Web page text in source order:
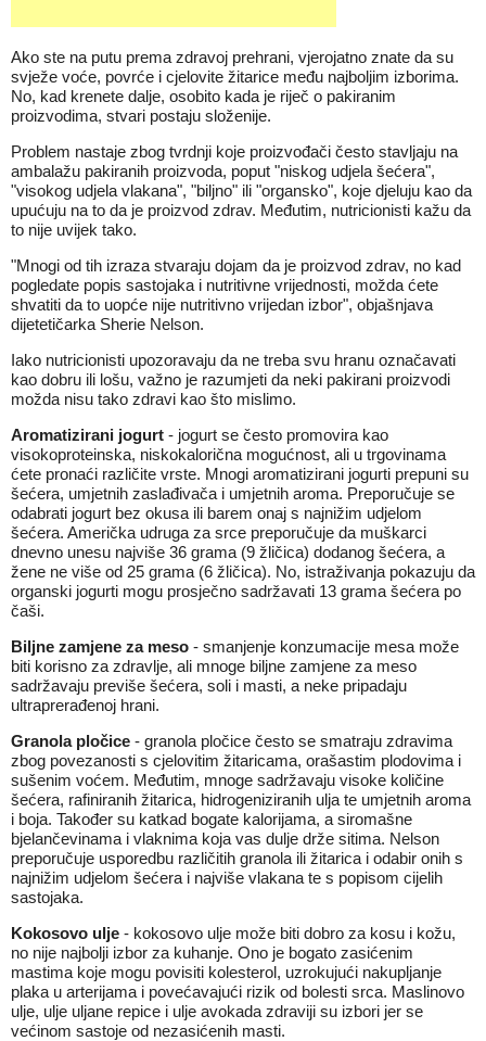
Ako ste na putu prema zdravoj prehrani, vjerojatno znate da su
svježe voće, povrće i cjelovite žitarice među najboljim izborima.
No, kad krenete dalje, osobito kada je riječ o pakiranim
proizvodima, stvari postaju složenije.
Problem nastaje zbog tvrdnji koje proizvođači često stavljaju na
ambalažu pakiranih proizvoda, poput "niskog udjela šećera",
"visokog udjela vlakana", "biljno" ili "organsko", koje djeluju kao da
upućuju na to da je proizvod zdrav. Međutim, nutricionisti kažu da
to nije uvijek tako.
"Mnogi od tih izraza stvaraju dojam da je proizvod zdrav, no kad
pogledate popis sastojaka i nutritivne vrijednosti, možda ćete
shvatiti da to uopće nije nutritivno vrijedan izbor", objašnjava
dijetetičarka Sherie Nelson.
Iako nutricionisti upozoravaju da ne treba svu hranu označavati
kao dobru ili lošu, važno je razumjeti da neki pakirani proizvodi
možda nisu tako zdravi kao što mislimo.
Aromatizirani jogurt - jogurt se često promovira kao
visokoproteinska, niskokalorična mogućnost, ali u trgovinama
ćete pronaći različite vrste. Mnogi aromatizirani jogurti prepuni su
šećera, umjetnih zaslađivača i umjetnih aroma. Preporučuje se
odabrati jogurt bez okusa ili barem onaj s najnižim udjelom
šećera. Američka udruga za srce preporučuje da muškarci
dnevno unesu najviše 36 grama (9 žličica) dodanog šećera, a
žene ne više od 25 grama (6 žličica). No, istraživanja pokazuju da
organski jogurti mogu prosječno sadržavati 13 grama šećera po
čaši.
Biljne zamjene za meso - smanjenje konzumacije mesa može
biti korisno za zdravlje, ali mnoge biljne zamjene za meso
sadržavaju previše šećera, soli i masti, a neke pripadaju
ultraprerađenoj hrani.
Granola pločice - granola pločice često se smatraju zdravima
zbog povezanosti s cjelovitim žitaricama, orašastim plodovima i
sušenim voćem. Međutim, mnoge sadržavaju visoke količine
šećera, rafiniranih žitarica, hidrogeniziranih ulja te umjetnih aroma
i boja. Također su katkad bogate kalorijama, a siromašne
bjelančevinama i vlaknima koja vas dulje drže sitima. Nelson
preporučuje usporedbu različitih granola ili žitarica i odabir onih s
najnižim udjelom šećera i najviše vlakana te s popisom cijelih
sastojaka.
Kokosovo ulje - kokosovo ulje može biti dobro za kosu i kožu,
no nije najbolji izbor za kuhanje. Ono je bogato zasićenim
mastima koje mogu povisiti kolesterol, uzrokujući nakupljanje
plaka u arterijama i povećavajući rizik od bolesti srca. Maslinovo
ulje, ulje uljane repice i ulje avokada zdraviji su izbori jer se
većinom sastoje od nezasićenih masti.